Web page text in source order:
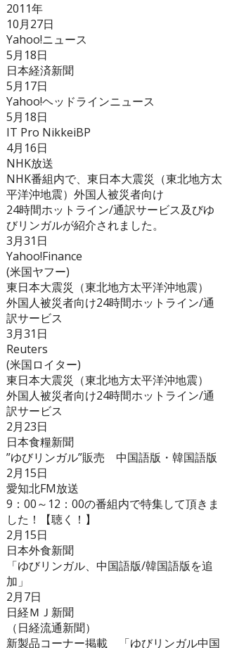
2011年
10月27日
Yahoo!ニュース
5月18日
日本経済新聞
5月17日
Yahoo!ヘッドラインニュース
5月18日
IT Pro NikkeiBP
4月16日
NHK放送
NHK番組内で、東日本大震災（東北地方太
平洋沖地震）外国人被災者向け
24時間ホットライン/通訳サービス及びゆ
びリンガルが紹介されました。
3月31日
Yahoo!Finance
(米国ヤフー)
東日本大震災（東北地方太平洋沖地震）
外国人被災者向け24時間ホットライン/通
訳サービス
3月31日
Reuters
(米国ロイター)
東日本大震災（東北地方太平洋沖地震）
外国人被災者向け24時間ホットライン/通
訳サービス
2月23日
日本食糧新聞
”ゆびリンガル”販売 中国語版・韓国語版
2月15日
愛知北FM放送
9：00～12：00の番組内で特集して頂きま
した！【聴く！】
2月15日
日本外食新聞
「ゆびリンガル、中国語版/韓国語版を追
加」
2月7日
日経ＭＪ新聞
（日経流通新聞）
新製品コーナー掲載 「ゆびリンガル中国